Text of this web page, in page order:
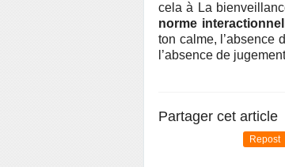
cela à La
norme
ton calme, l’absence
l’absence de
Partager cet article
Repost